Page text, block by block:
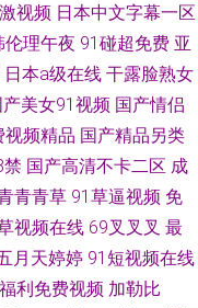
成人 成人日韩色图 成人网
看 欧美性稚6一4 午夜福利论
色色 岛国片免费 四虎视频
国产91白虎动漫 少妇磁力
线播放 日本性爱A片 在线
视频 日本中文字幕一区
伦理午夜 91碰超免费 亚
日本a级在线 干露脸熟女
产美女91视频 国产情侣
视频精品 国产精品另类
国产高清不卡二区 成
青青草 91草逼视频 免
视频在线 69叉叉叉 最
月天婷婷 91短视频在线
利免费视频 加勒比